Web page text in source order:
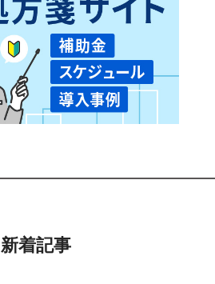
新着記事